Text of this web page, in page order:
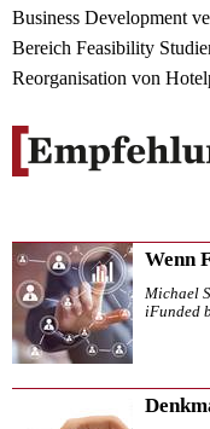
Business Development
Bereich Feasibility
Reorganisation von
Wenn
Michael
iFunded